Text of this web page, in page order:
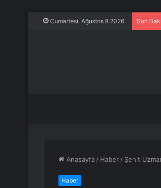
Cumartesi, Ağustos 8 2026 Son
Anasayfa / Haber / Şehit
Haber